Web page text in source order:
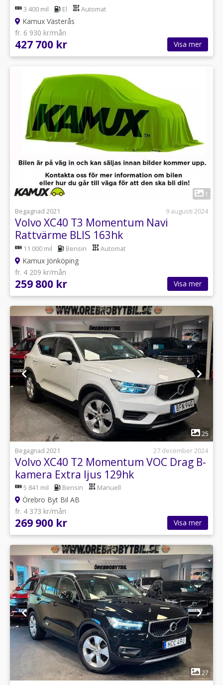
3 400 mil El Automat
Kamux Västerås
fr. 6 930 kr/mån
427 700 kr Visa mer
1
Begagnad 2021
9 augusti 2024
Volvo XC40 T3 Momentum Navi
Rattvärme BLIS 163hk
11 000 mil Bensin Automat
Kamux Jönköping
fr. 4 209 kr/mån
259 800 kr Visa mer
1
25
Begagnad 2021
27 december 2024
Volvo XC40 T2 Momentum VOC Drag B-
kamera Extra ljus 129hk
5 841 mil Bensin Manuell
Örebro Byt Bil AB
fr. 4 373 kr/mån
269 900 kr Visa mer
1
27